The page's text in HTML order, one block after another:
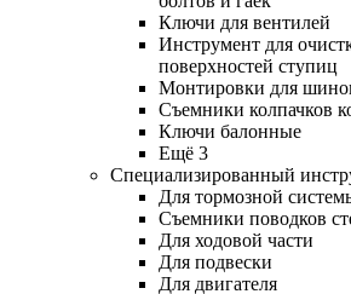
Ключи для вентилей
Инструмент для
поверхностей ступиц
Монтировки для
Съемники колпачков
Ключи балонные
Ещё 3
Специализированный
Для тормозной
Съемники поводков
Для ходовой части
Для подвески
Для двигателя